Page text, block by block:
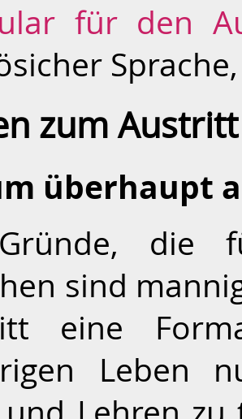
für den
zum Austritt
überhaupt
die
sind
eine
Leben